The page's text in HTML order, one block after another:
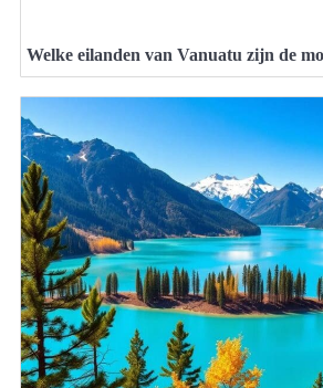
Welke eilanden van Vanuatu zijn de